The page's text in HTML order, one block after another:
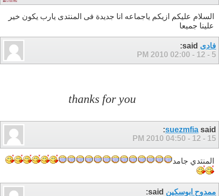
السلام عليكم ازيكم ياجماعه انا جديدة فى المنتدى يارب يكون خير
علينا جميعا
فادى
5 - 12 - 2010
02:00 PM
thanks for you
suezmfia said:
15 - 12 - 2010
04:50 PM
المنتدي جامد
ممدوح ابوسكين